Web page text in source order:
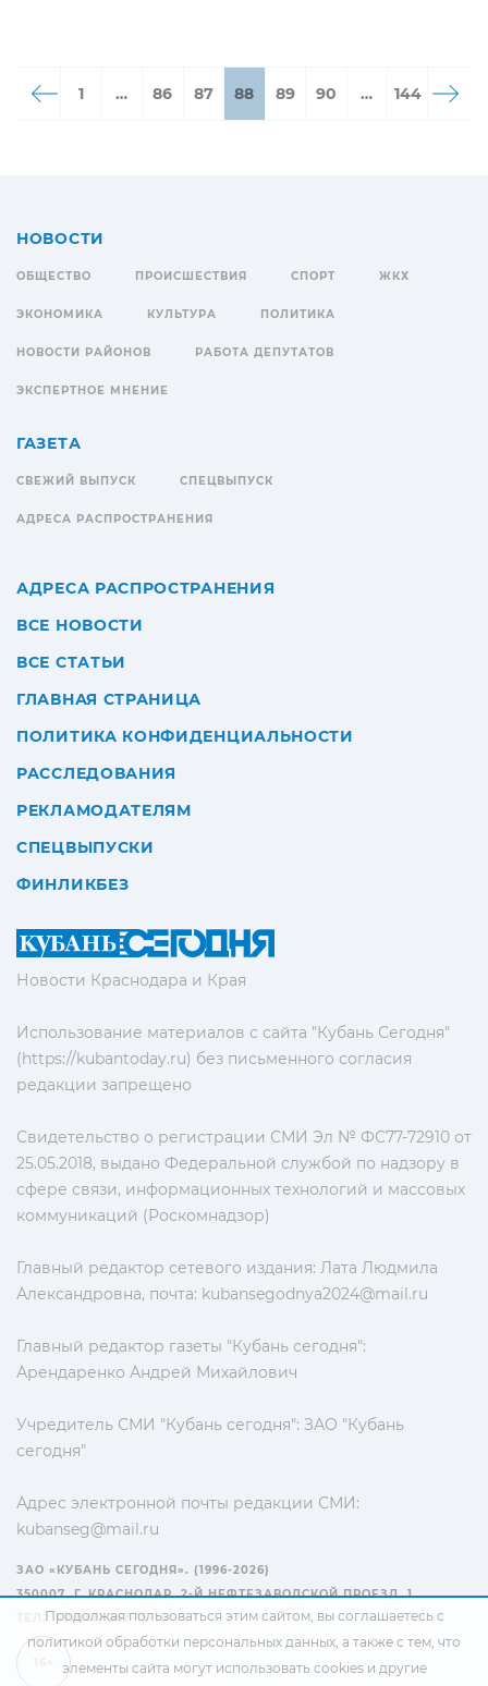
1 … 86 87 88 89 90 … 144
Новости Краснодара и Края
Использование материалов с сайта "Кубань Сегодня"
(https://kubantoday.ru) без письменного согласия
редакции запрещено
Свидетельство о регистрации СМИ Эл № ФС77-72910 от
25.05.2018, выдано Федеральной службой по надзору в
сфере связи, информационных технологий и массовых
коммуникаций (Роскомнадзор)
Главный редактор сетевого издания: Лата Людмила
Александровна, почта: kubansegodnya2024@mail.ru
Главный редактор газеты "Кубань сегодня":
Арендаренко Андрей Михайлович
Учредитель СМИ "Кубань сегодня": ЗАО "Кубань
сегодня"
Адрес электронной почты редакции СМИ:
kubanseg@mail.ru
НОВОСТИ
ОБЩЕСТВО ПРОИСШЕСТВИЯ СПОРТ ЖКХ
ЭКОНОМИКА КУЛЬТУРА ПОЛИТИКА
НОВОСТИ РАЙОНОВ РАБОТА ДЕПУТАТОВ
ЭКСПЕРТНОЕ МНЕНИЕ
ГАЗЕТА
СВЕЖИЙ ВЫПУСК СПЕЦВЫПУСК
АДРЕСА РАСПРОСТРАНЕНИЯ
АДРЕСА РАСПРОСТРАНЕНИЯ
ВСЕ НОВОСТИ
ВСЕ СТАТЬИ
ГЛАВНАЯ СТРАНИЦА
ПОЛИТИКА КОНФИДЕНЦИАЛЬНОСТИ
РАССЛЕДОВАНИЯ
РЕКЛАМОДАТЕЛЯМ
СПЕЦВЫПУСКИ
ФИНЛИКБЕЗ
ЗАО «КУБАНЬ СЕГОДНЯ». (1996-2026)
350007, Г. КРАСНОДАР, 2-Й НЕФТЕЗАВОДСКОЙ ПРОЕЗД, 1
ТЕЛ.: +7(861) 267-15-15
Продолжая пользоваться этим сайтом, вы соглашаетесь с
политикой обработки персональных данных, а также с тем, что
элементы сайта могут использовать cookies и другие